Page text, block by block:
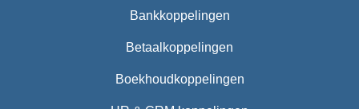
Bankkoppelingen
Betaalkoppelingen
Boekhoudkoppelingen